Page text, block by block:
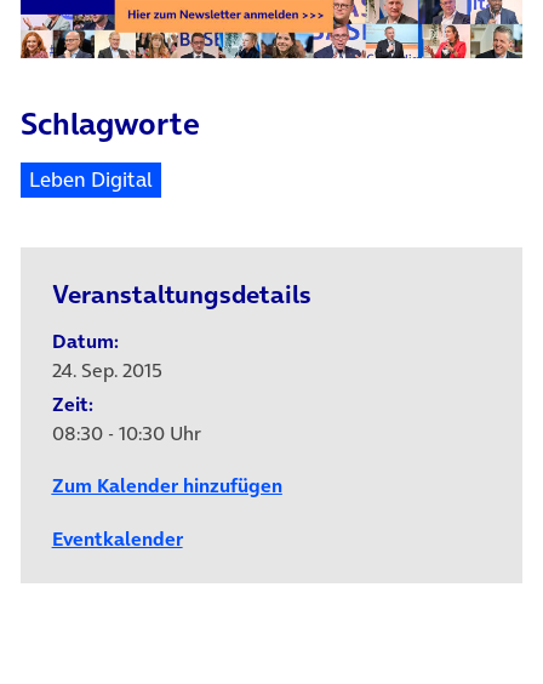
Schlagworte
Leben Digital
Veranstaltungsdetails
Datum:
24. Sep. 2015
Zeit:
08:30 - 10:30 Uhr
Zum Kalender hinzufügen
Eventkalender